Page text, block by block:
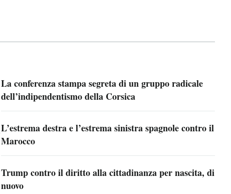
La conferenza stampa segreta di un gruppo radicale
dell’indipendentismo della Corsica
L’estrema destra e l’estrema sinistra spagnole contro il
Marocco
Trump contro il diritto alla cittadinanza per nascita, di
nuovo